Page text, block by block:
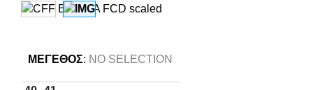
ΜΈΓΕΘΟΣ: NO SELECTION